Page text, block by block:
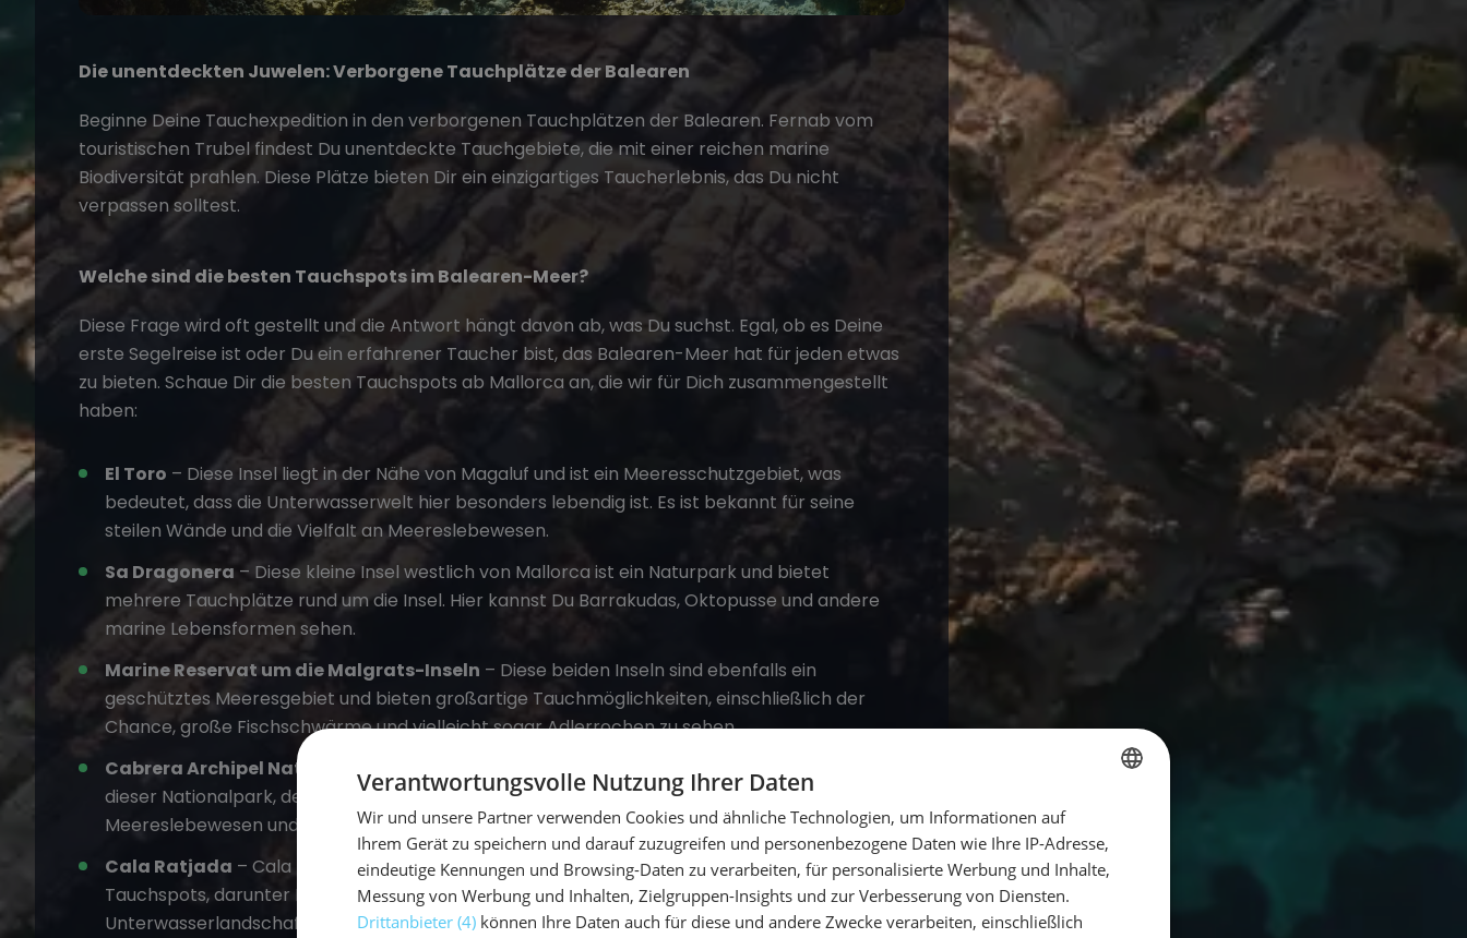
Die unentdeckten Juwelen: Verborgene Tauchplätze der Balearen
Beginne Deine Tauchexpedition in den verborgenen Tauchplätzen der Balearen. Fernab vom
touristischen Trubel findest Du unentdeckte Tauchgebiete, die mit einer reichen marine
Biodiversität prahlen. Diese Plätze bieten Dir ein einzigartiges Taucherlebnis, das Du nicht
verpassen solltest.
Welche sind die besten Tauchspots im Balearen-Meer?
Diese Frage wird oft gestellt und die Antwort hängt davon ab, was Du suchst. Egal, ob es Deine
erste Segelreise ist oder Du ein erfahrener Taucher bist, das Balearen-Meer hat für jeden etwas
zu bieten. Schaue Dir die besten Tauchspots ab Mallorca an, die wir für Dich zusammengestellt
haben:
El Toro – Diese Insel liegt in der Nähe von Magaluf und ist ein Meeresschutzgebiet, was
bedeutet, dass die Unterwasserwelt hier besonders lebendig ist. Es ist bekannt für seine
steilen Wände und die Vielfalt an Meereslebewesen.
Sa Dragonera – Diese kleine Insel westlich von Mallorca ist ein Naturpark und bietet
mehrere Tauchplätze rund um die Insel. Hier kannst Du Barrakudas, Oktopusse und andere
marine Lebensformen sehen.
Marine Reservat um die Malgrats-Inseln – Diese beiden Inseln sind ebenfalls ein
geschütztes Meeresgebiet und bieten großartige Tauchmöglichkeiten, einschließlich der
Chance, große Fischschwärme und vielleicht sogar Adlerrochen zu sehen.
Cabrera Archipel Nationalpark
– Ein wenig weiter entfernt, südlich von Mallorca, liegt
dieser Nationalpark, der eine unberührte Unterwasserwelt mit einer reichen Vielfalt an
Meereslebewesen und historischen Wracks beherbergt.
Cala Ratjada – Cala Ratjada an der Nordostküste Mallorcas bietet eine Reihe von
Tauchspots, darunter Höhlen und Felsformationen, die eine beeindruckende
Unterwasserlandschaft schaffen.
GERMAN
Verantwortungsvolle Nutzung Ihrer Daten
Wir und unsere Partner verwenden Cookies und ähnliche Technologien, um Informationen auf
Ihrem Gerät zu speichern und darauf zuzugreifen und personenbezogene Daten wie Ihre IP-Adresse,
eindeutige Kennungen und Browsing-Daten zu verarbeiten, für personalisierte Werbung und Inhalte,
Messung von Werbung und Inhalten, Zielgruppen-Insights und zur Verbesserung von Diensten.
Drittanbieter (4) können Ihre Daten auch für diese und andere Zwecke verarbeiten, einschließlich